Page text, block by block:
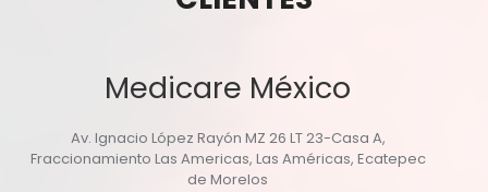
Medicare México
Av. Ignacio López Rayón MZ 26 LT 23-Casa A,
Fraccionamiento Las Americas, Las Américas, Ecatepec
de Morelos